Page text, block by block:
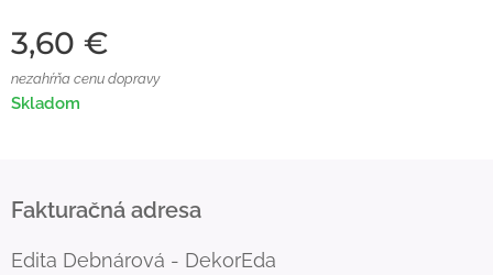
3,60 €
nezahŕňa cenu dopravy
Skladom
Fakturačná adresa
Edita Debnárová - DekorEda